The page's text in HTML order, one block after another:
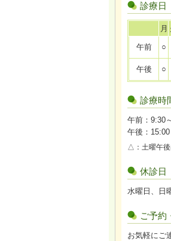
診療日
月
午前 ○
午後 ○
診療時
午前：9:30
午後：
△：土曜午
休診日
水曜日、日
ご予約
お気軽にご